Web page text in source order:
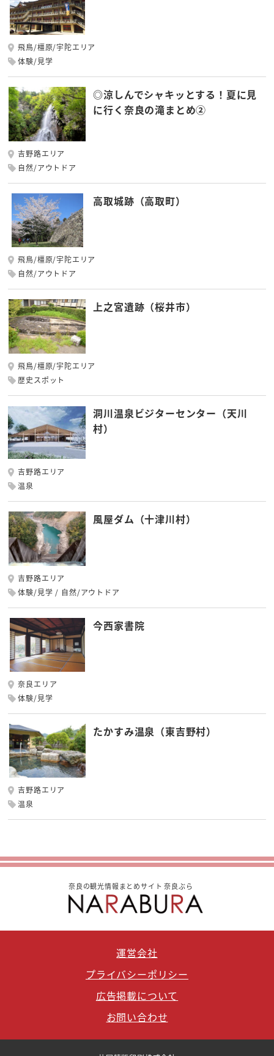
飛鳥/橿原/宇陀エリア
体験/見学
◎涼しんでシャキッとする！夏に見
に行く奈良の滝まとめ②
吉野路エリア
自然/アウトドア
高取城跡（高取町）
飛鳥/橿原/宇陀エリア
自然/アウトドア
上之宮遺跡（桜井市）
飛鳥/橿原/宇陀エリア
歴史スポット
洞川温泉ビジターセンター（天川
村）
吉野路エリア
温泉
風屋ダム（十津川村）
吉野路エリア
体験/見学
自然/アウトドア
今西家書院
奈良エリア
体験/見学
たかすみ温泉（東吉野村）
吉野路エリア
温泉
奈良の観光情報まとめサイト 奈良ぶら
運営会社
プライバシーポリシー
広告掲載について
お問い合わせ